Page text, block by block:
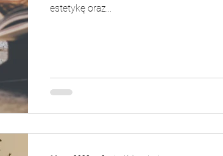
estetykę oraz...